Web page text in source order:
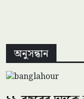
অনুসন্ধান